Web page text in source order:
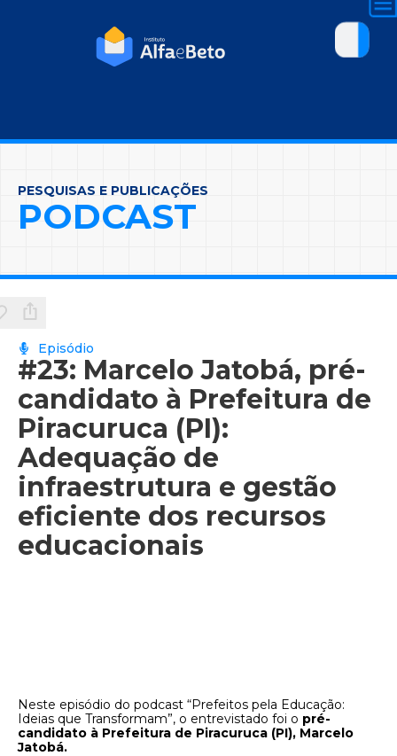
PESQUISAS E PUBLICAÇÕES
PODCAST
Episódio
#23: Marcelo Jatobá, pré-
candidato à Prefeitura de
Piracuruca (PI):
Adequação de
infraestrutura e gestão
eficiente dos recursos
educacionais
Neste episódio do podcast “Prefeitos pela Educação:
Ideias que Transformam”, o entrevistado foi o pré-
candidato à Prefeitura de Piracuruca (PI), Marcelo
Jatobá.